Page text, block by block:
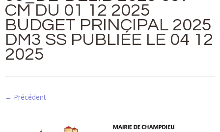
CM DU 01 12 2025
BUDGET PRINCIPAL 2025
DM3 SS PUBLIÉE LE 04 12
2025
← Précédent